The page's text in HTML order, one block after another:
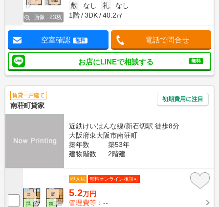
画像 : 23枚
敷
なし 礼
なし
1階
3DK 40.2㎡
空室確認 無料 電話で問合せ
お店にLINEで相談する 無料
賃貸一戸建て
南荘町貸家
初期費用に注目
近鉄けいはんな線/新石切駅 徒歩8分
大阪府東大阪市南荘町
築年数
築53年
建物階数
2階建
即入居 無料オンライン相談可
5.2万円
管理費等：--